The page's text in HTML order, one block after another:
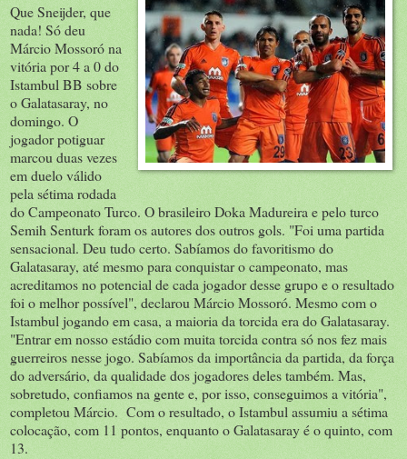
Que Sneijder, que
nada! Só deu
Márcio Mossoró na
vitória por 4 a 0 do
Istambul BB sobre
o Galatasaray, no
domingo. O
jogador potiguar
marcou duas vezes
em duelo válido
pela sétima rodada
do Campeonato Turco. O brasileiro Doka Madureira e pelo turco
Semih Senturk foram os autores dos outros gols. "Foi uma partida
sensacional. Deu tudo certo. Sabíamos do favoritismo do
Galatasaray, até mesmo para conquistar o campeonato, mas
acreditamos no potencial de cada jogador desse grupo e o resultado
foi o melhor possível", declarou Márcio Mossoró. Mesmo com o
Istambul jogando em casa, a maioria da torcida era do Galatasaray.
"Entrar em nosso estádio com muita torcida contra só nos fez mais
guerreiros nesse jogo. Sabíamos da importância da partida, da força
do adversário, da qualidade dos jogadores deles também. Mas,
sobretudo, confiamos na gente e, por isso, conseguimos a vitória",
completou Márcio. Com o resultado, o Istambul assumiu a sétima
colocação, com 11 pontos, enquanto o Galatasaray é o quinto, com
13.